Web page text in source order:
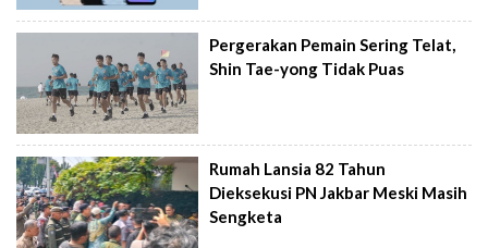
Pergerakan Pemain Sering Telat,
Shin Tae-yong Tidak Puas
Rumah Lansia 82 Tahun
Dieksekusi PN Jakbar Meski Masih
Sengketa